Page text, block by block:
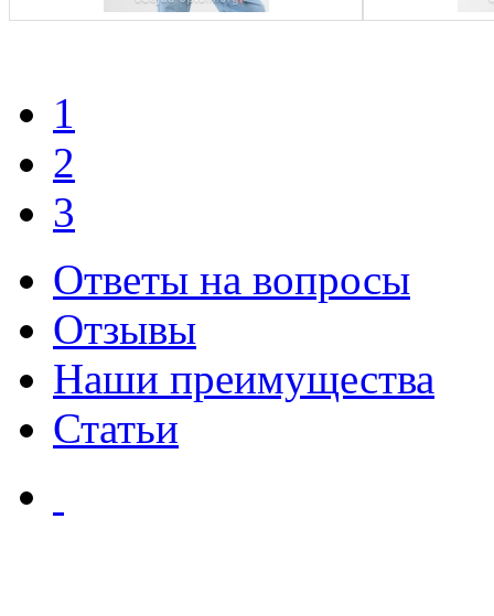
1
2
3
Ответы на вопросы
Отзывы
Наши преимущества
Статьи